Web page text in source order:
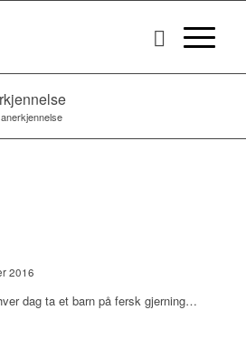
anerkjennelse
2016
dag ta et barn på fersk gjerning…